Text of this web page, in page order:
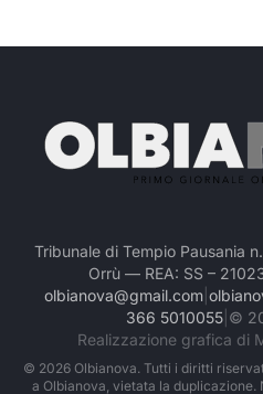
Tribunale di Tempio Pausania
Orrù — REA: SS –
olbianova@gmail.com
366 5010055| ©
Realizzazione grafica di
© 2026Olbianova. Tutti i diritti
a Olbianova, vietata la